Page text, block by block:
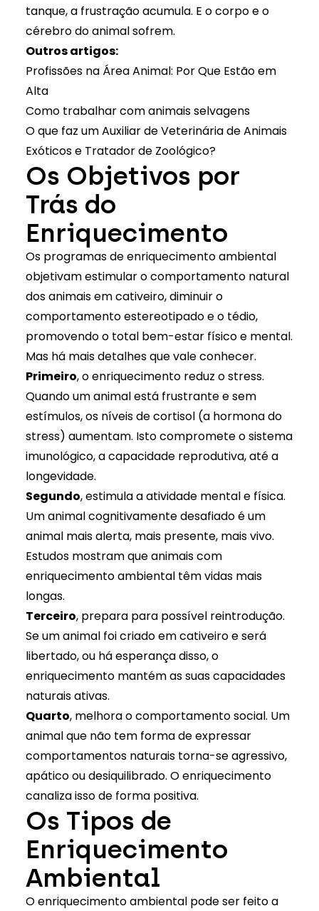
tanque, a frustração acumula. E o corpo e o
cérebro do animal sofrem.
Outros artigos:
Profissões na Área Animal: Por Que Estão em
Alta
Como trabalhar com animais selvagens
O que faz um Auxiliar de Veterinária de Animais
Exóticos e Tratador de Zoológico?
Os Objetivos por
Trás do
Enriquecimento
Os programas de enriquecimento ambiental
objetivam estimular o comportamento natural
dos animais em cativeiro, diminuir o
comportamento estereotipado e o tédio,
promovendo o total bem-estar físico e mental.
Mas há mais detalhes que vale conhecer.
Primeiro, o enriquecimento reduz o stress.
Quando um animal está frustrante e sem
estímulos, os níveis de cortisol (a hormona do
stress) aumentam. Isto compromete o sistema
imunológico, a capacidade reprodutiva, até a
longevidade.
Segundo, estimula a atividade mental e física.
Um animal cognitivamente desafiado é um
animal mais alerta, mais presente, mais vivo.
Estudos mostram que animais com
enriquecimento ambiental têm vidas mais
longas.
Terceiro, prepara para possível reintrodução.
Se um animal foi criado em cativeiro e será
libertado, ou há esperança disso, o
enriquecimento mantém as suas capacidades
naturais ativas.
Quarto, melhora o comportamento social. Um
animal que não tem forma de expressar
comportamentos naturais torna-se agressivo,
apático ou desiquilibrado. O enriquecimento
canaliza isso de forma positiva.
Os Tipos de
Enriquecimento
Ambiental
O enriquecimento ambiental pode ser feito a